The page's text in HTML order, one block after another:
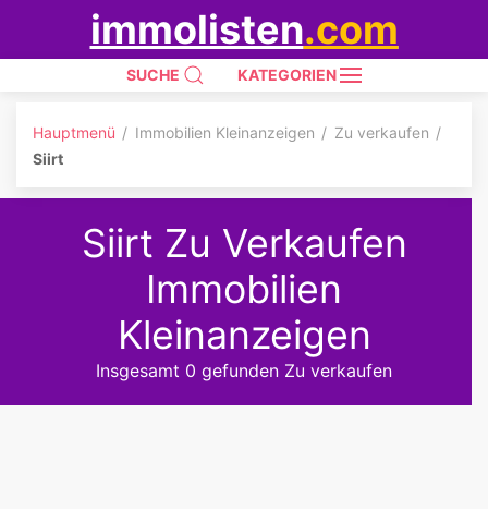
immolisten.com
SUCHE KATEGORIEN
Hauptmenü Immobilien Kleinanzeigen
Zu verkaufen
Siirt
Siirt Zu Verkaufen
Immobilien
Kleinanzeigen
Insgesamt 0 gefunden Zu verkaufen